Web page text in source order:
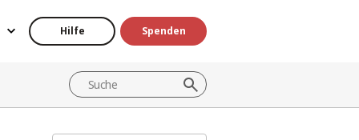
Hilfe Spenden